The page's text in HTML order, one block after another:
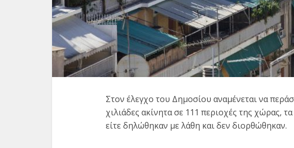
Στον έλεγχο του Δημοσίου αναμένεται να
χιλιάδες ακίνητα σε 111 περιοχές της χώρας,
είτε δηλώθηκαν με λάθη και δεν διορθώθηκαν.
Κορονοϊός: 187
σε 24 ώρες –